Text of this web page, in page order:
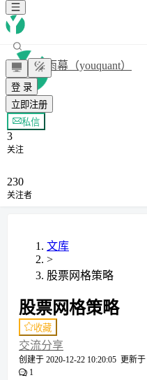
登 录
立即注册
雨幕（youquant）
+ 关注
私信
3
关注
230
关注者
文库
>
股票网格策略
股票网格策略
收藏
交流分享
创建于 2020-12-22 10:20:05 更新于
1